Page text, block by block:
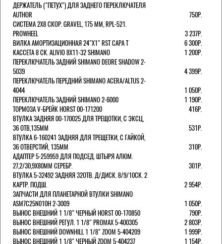
ДЕРЖАТЕЛЬ ("ПЕТУХ") ДЛЯ ЗАДНЕГО ПЕРЕКЛЮЧАТЕЛЯ
AUTHOR
750Р.
СИСТЕМА 2Х8 СКОР. GRAVEL, 175 ММ, RPL-521.
PROWHEEL
3 237Р.
ВИЛКА АМОРТИЗАЦИОННАЯ 24"Х1" RST CAPA Т
6 300Р.
КАССЕТА 8 СК. ALIVIO 8Х11-32 SHIMANO
1 200Р.
ПЕРЕКЛЮЧАТЕЛЬ ЗАДНИЙ SHIMANO DEORE SHADOW 2-
5039
4 399Р.
ПЕРЕКЛЮЧАТЕЛЬ ПЕРЕДНИЙ SHIMANO ACERA/ALTUS 2-
4044
1 050Р.
ПЕРЕКЛЮЧАТЕЛЬ ЗАДНИЙ SHIMANO 2-6000
1 190Р.
ТОРМОЗА V-БРЕЙК HORST 00-171200
416Р.
ВТУЛКА ЗАДНЯЯ 00-170025 ДЛЯ ТРЕЩОТКИ, С ЭКСЦ,
36 ОТВ,135ММ
531Р.
ВТУЛКА 6-160241 ЗАДНЯЯ ДЛЯ ТРЕЩЕТКИ, С ГАЙКОЙ,
36 ОТВЕРСТИЙ, 135ММ
310Р.
АДАПТЕР 5-259959 ДЛЯ ПОДСЕД. ШТЫРЯ АЛЮМ.
27,2/30,9Х80ММ СЕРЕБР.
301Р.
ВТУЛКА 5-32492 ЗАДНЯЯ 32ОТВ. Д/ДИСК. 8/9/10СК. 2
КАРТР. ПОДШ.
2 954Р.
ЗАПЧАСТИ ДЛЯ ПЛАНЕТАРНОЙ ВТУЛКИ SHIMANO
ASM7C25N010H 2-3009
1 050Р.
ВЫНОС ВНЕШНИЙ 1 1/8" ЧЕРНЫЙ HORST 00-170850
790Р.
ВЫНОС ВНЕШНИЙ РЕГУЛ. 1 1/8" PROMAX 5-400305
2 803Р.
ВЫНОС ВНЕШНИЙ DOWNHILL 1 1/8" ZOOM 5-404209
1 999Р.
ВЫНОС ВНЕШНИЙ 1 1/8" ЧЕРНЫЙ ZOOM 5-404237
1 154Р.